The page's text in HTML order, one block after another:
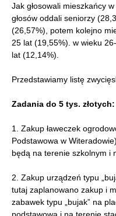
Jak głosowali mieszkańcy
głosów oddali seniorzy
(26,57%), potem kolejno
25 lat (19,55%). w wieku
lat (12,14%).
Przedstawiamy listę
Zadania do 5 tys. złotych:
1. Zakup ławeczek
Podstawowa w
będą na terenie szkolnym i
2. Zakup urządzeń typu
tutaj zaplanowano zakup i
zabawek typu „bujak” na